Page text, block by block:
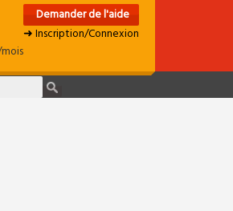
Demander de l'aide
➜ Inscription/Connexion